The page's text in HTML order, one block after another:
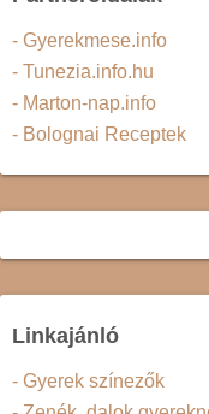
- Gyerekmese.info
- Tunezia.info.hu
- Marton-nap.info
- Bolognai Receptek
Linkajánló
- Gyerek színezők